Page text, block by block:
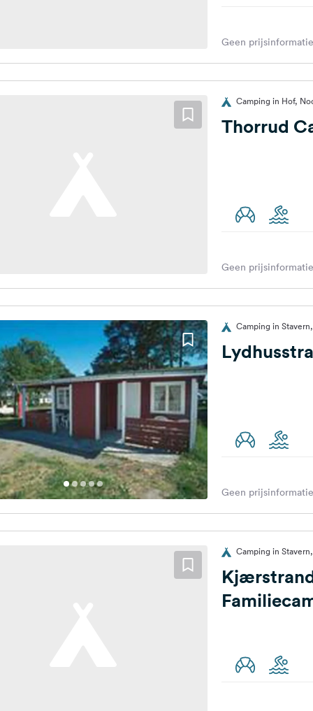
Geen
Camping in Hof,
Thorrud
Geen
Camping in
Geen
Camping in